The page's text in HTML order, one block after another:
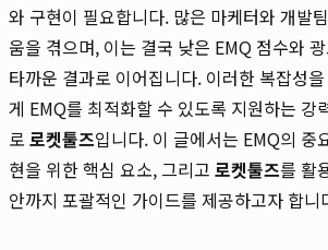
와 구현이 필요합니다. 많은 마케터와 개발
움을 겪으며, 이는 결국 낮은 EMQ 점수와
타까운 결과로 이어집니다. 이러한 복잡성
게 EMQ를 최적화할 수 있도록 지원하는 강
로 로켓툴즈입니다. 이 글에서는 EMQ의 중
현을 위한 핵심 요소, 그리고 로켓툴즈를 활
안까지 포괄적인 가이드를 제공하고자 합니